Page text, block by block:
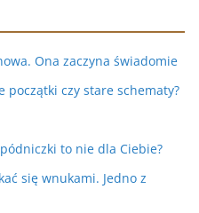
Ona zaczyna świadomie
początki czy stare schematy?
to nie dla Ciebie?
się wnukami. Jedno z